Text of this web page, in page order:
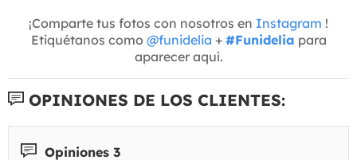
¡Comparte tus fotos con nosotros en Instagram !
Etiquétanos como @funidelia + #Funidelia para
aparecer aquí.
OPINIONES DE LOS CLIENTES:
Opiniones 3